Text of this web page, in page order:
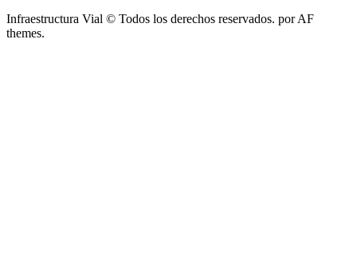
Infraestructura Vial © Todos los derechos reservados. por AF
themes.